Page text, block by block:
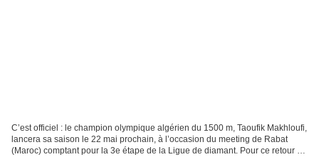
C’est officiel : le champion olympique algérien du 1500 m, Taoufik Makhloufi,
lancera sa saison le 22 mai prochain, à l’occasion du meeting de Rabat
(Maroc) comptant pour la 3e étape de la Ligue de diamant. Pour ce retour à